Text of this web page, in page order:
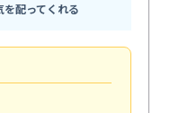
配ってくれる